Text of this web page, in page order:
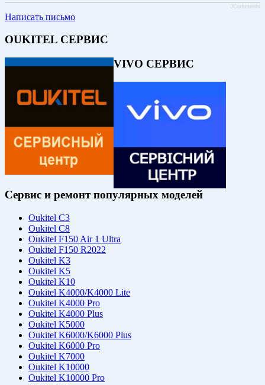
JComments
Написать письмо
OUKITEL СЕРВИС
VIVO СЕРВИС
Сервис и ремонт популярных моделей
Oukitel C3
Oukitel C8
Oukitel F150 Air 1 Ultra
Oukitel F150 R2022
Oukitel K3
Oukitel K5
Oukitel K10
Oukitel K4000/K4000 Lite
Oukitel K4000 Pro
Oukitel K4000 Plus
Oukitel K5000
Oukitel K6000/K6000 Plus
Oukitel K6000 Pro
Oukitel K7000
Oukitel K10000
Oukitel K10000 Pro